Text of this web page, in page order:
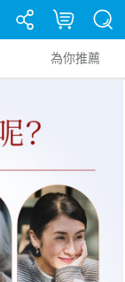
為你推薦